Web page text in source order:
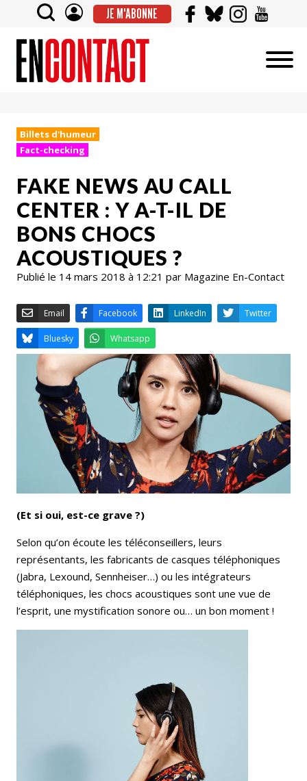
JE M'ABONNE
Billets d'humeur
Fact-checking
FAKE NEWS AU CALL
CENTER : Y A-T-IL DE
BONS CHOCS
ACOUSTIQUES ?
Publié le 14 mars 2018 à 12:21 par Magazine En-Contact
Email Facebook LinkedIn
Bluesky Whatsapp
(Et si oui, est-ce grave ?)
Selon qu’on écoute les téléconseillers, leurs
représentants, les fabricants de casques téléphoniques
(Jabra, Lexound, Sennheiser…) ou les intégrateurs
téléphoniques, les chocs acoustiques sont une vue de
l’esprit, une mystification sonore ou… un bon moment !